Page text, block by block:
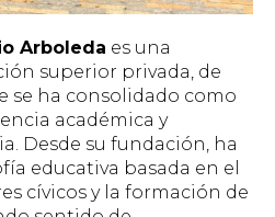
Arboleda es una
superior privada, de
se ha consolidado como
académica y
Desde su fundación, ha
educativa basada en el
cívicos y la formación de